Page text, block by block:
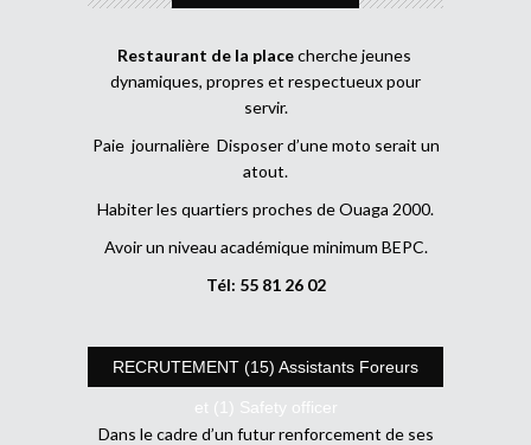
Restaurant de la placecherche jeunes
dynamiques, propres et respectueux pour
servir.
Paie journalière Disposer d’une moto serait un
atout.
Habiter les quartiers proches de Ouaga 2000.
Avoir un niveau académique minimum BEPC.
Tél: 55 81 26 02
RECRUTEMENT (15) Assistants Foreurs
et (1) Safety officer
Dans le cadre d’un futur renforcement de ses